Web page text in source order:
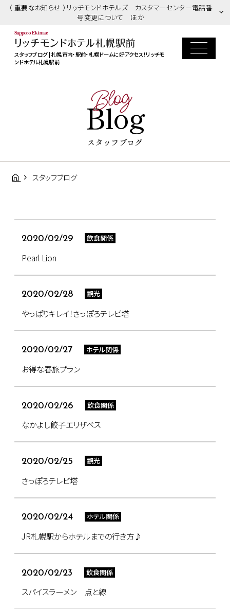
（ 重要なお知らせ ）リッチモンドホテルズ カスタマーセンター電話番
号変更について ほか
スタッフブログ | 札幌市内・駅前・札幌ドームに好アクセス！リッチモ
ンドホテル札幌駅前
Blog
Blog
スタッフブログ
スタッフブログ
2020/02/29 飲食関係
Pearl Lion
2020/02/28 観光
やっぱりキレイ！さっぽろテレビ塔
2020/02/27 ホテル関係
お得な春旅プラン
2020/02/26 飲食関係
なかよし餃子エリザベス
2020/02/25 観光
さっぽろテレビ塔
2020/02/24 ホテル関係
JR札幌駅からホテルまでの行き方♪
2020/02/23 飲食関係
スパイスラーメン 点と線